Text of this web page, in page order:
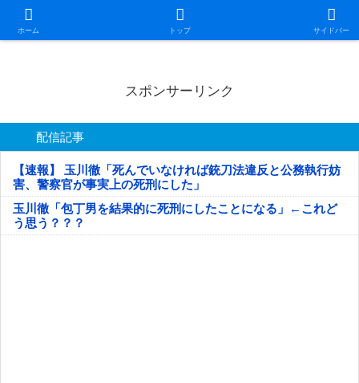
ホーム トップ サイドバー
日本第一！ニュース録
スポンサーリンク
配信記事
【速報】 玉川徹「死んでいなければ銃刀法違反と公務執行妨
害、警察官が事実上の死刑にした」
玉川徹「包丁男を結果的に死刑にしたことになる」←これど
う思う？？？